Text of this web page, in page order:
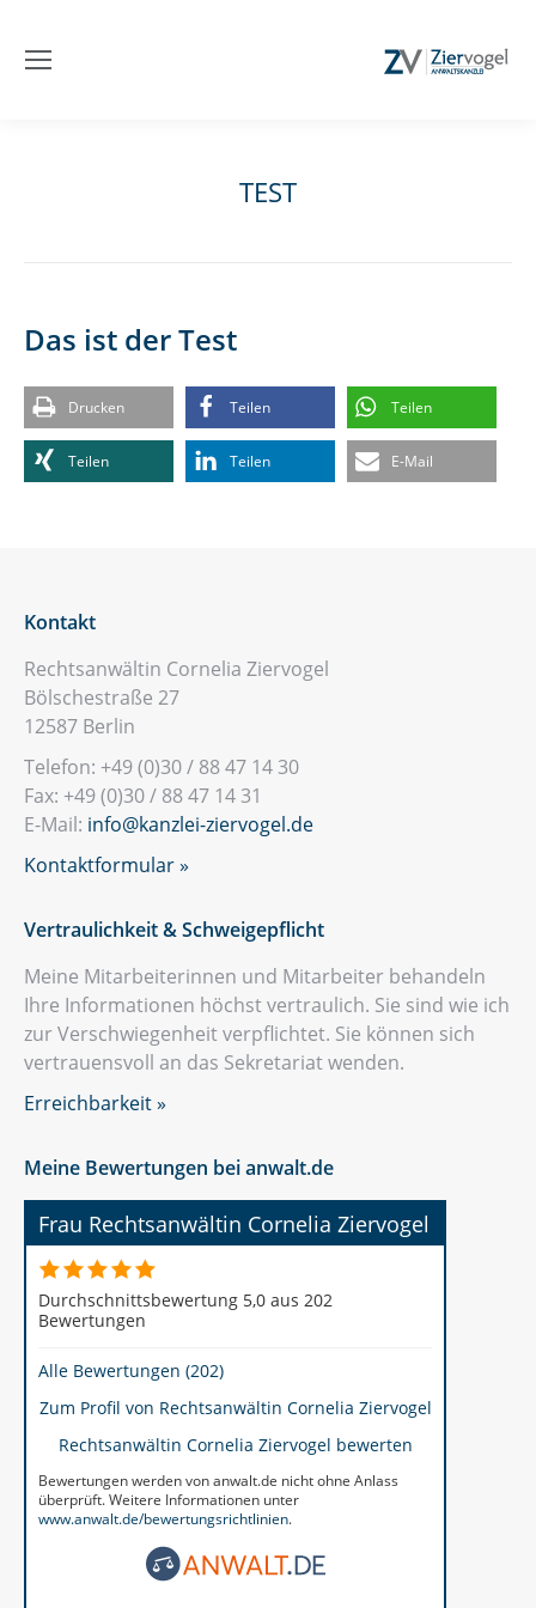
TEST
Das ist der Test
Drucken Teilen Teilen
Teilen Teilen E-Mail
Kontakt
Rechtsanwältin Cornelia Ziervogel
Bölschestraße 27
12587 Berlin
Telefon: +49 (0)30 / 88 47 14 30
Fax: +49 (0)30 / 88 47 14 31
E-Mail: info@kanzlei-ziervogel.de
Kontaktformular »
Vertraulichkeit & Schweigepflicht
Meine Mitarbeiterinnen und Mitarbeiter behandeln
Ihre Informationen höchst vertraulich. Sie sind wie ich
zur Verschwie­gen­heit verpflichtet. Sie können sich
vertrauensvoll an das Sekretariat wenden.
Erreichbarkeit »
Meine Bewertungen bei anwalt.de
Frau Rechtsanwältin Cornelia Ziervogel
Durchschnittsbewertung 5,0 aus 202
Bewertungen
Alle Bewertungen (202)
Zum Profil von Rechtsanwältin Cornelia Ziervogel
Rechtsanwältin Cornelia Ziervogel bewerten
Bewertungen werden von anwalt.de nicht ohne Anlass
überprüft. Weitere Informationen unter
www.anwalt.de/bewertungsrichtlinien.